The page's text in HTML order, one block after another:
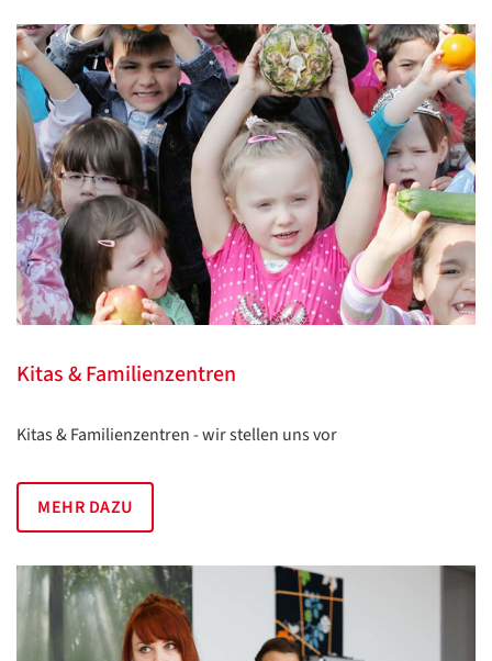
Kitas & Familienzentren
Kitas & Familienzentren - wir stellen uns vor
MEHR DAZU